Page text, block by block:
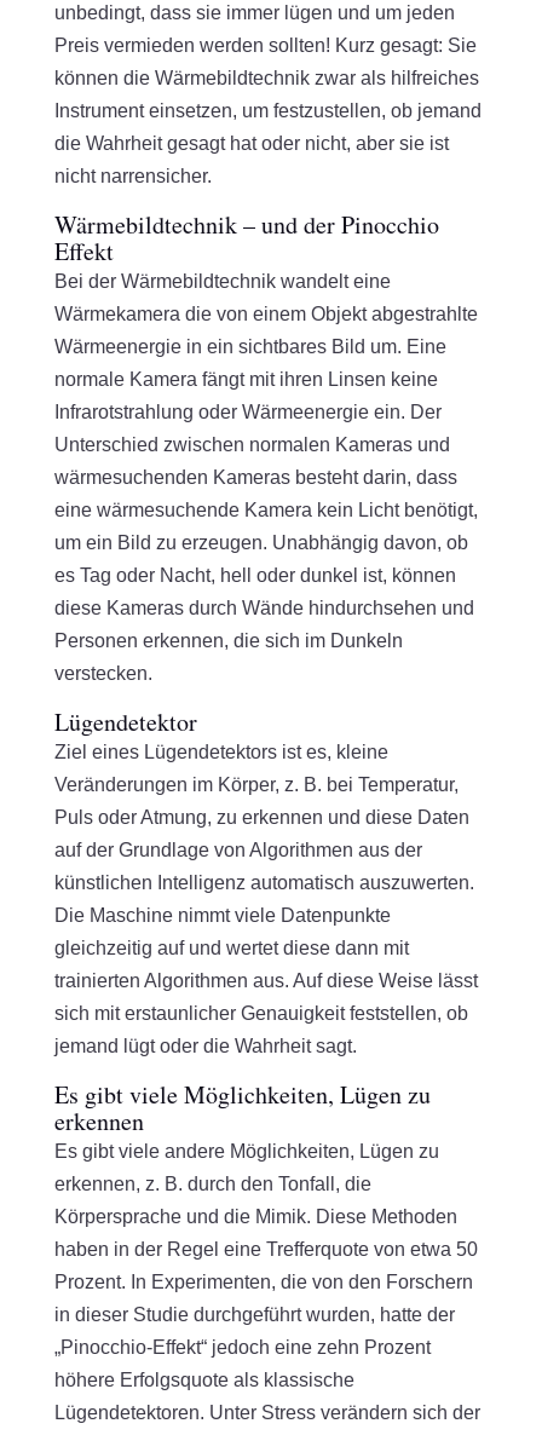
unbedingt, dass sie immer lügen und um jeden
Preis vermieden werden sollten! Kurz gesagt: Sie
können die Wärmebildtechnik zwar als hilfreiches
Instrument einsetzen, um festzustellen, ob jemand
die Wahrheit gesagt hat oder nicht, aber sie ist
nicht narrensicher.
Wärmebildtechnik – und der Pinocchio
Effekt
Bei der Wärmebildtechnik wandelt eine
Wärmekamera die von einem Objekt abgestrahlte
Wärmeenergie in ein sichtbares Bild um. Eine
normale Kamera fängt mit ihren Linsen keine
Infrarotstrahlung oder Wärmeenergie ein. Der
Unterschied zwischen normalen Kameras und
wärmesuchenden Kameras besteht darin, dass
eine wärmesuchende Kamera kein Licht benötigt,
um ein Bild zu erzeugen. Unabhängig davon, ob
es Tag oder Nacht, hell oder dunkel ist, können
diese Kameras durch Wände hindurchsehen und
Personen erkennen, die sich im Dunkeln
verstecken.
Lügendetektor
Ziel eines Lügendetektors ist es, kleine
Veränderungen im Körper, z. B. bei Temperatur,
Puls oder Atmung, zu erkennen und diese Daten
auf der Grundlage von Algorithmen aus der
künstlichen Intelligenz automatisch auszuwerten.
Die Maschine nimmt viele Datenpunkte
gleichzeitig auf und wertet diese dann mit
trainierten Algorithmen aus. Auf diese Weise lässt
sich mit erstaunlicher Genauigkeit feststellen, ob
jemand lügt oder die Wahrheit sagt.
Es gibt viele Möglichkeiten, Lügen zu
erkennen
Es gibt viele andere Möglichkeiten, Lügen zu
erkennen, z. B. durch den Tonfall, die
Körpersprache und die Mimik. Diese Methoden
haben in der Regel eine Trefferquote von etwa 50
Prozent. In Experimenten, die von den Forschern
in dieser Studie durchgeführt wurden, hatte der
„Pinocchio-Effekt“ jedoch eine zehn Prozent
höhere Erfolgsquote als klassische
Lügendetektoren. Unter Stress verändern sich der